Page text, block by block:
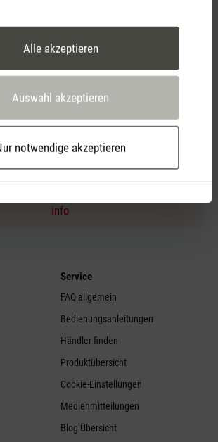
Alle akzeptieren
Auswahl akzeptieren
notwendige akzeptieren
2 Jahre Garantie mit
eigenem Servicecenter
per Telefon
info
Service
FAQ allgemein
Bedienungsanleitungen
Händler finden
Produktübersicht
Cookie-Einstellungen
Medienmitteilungen
Blog Übersicht